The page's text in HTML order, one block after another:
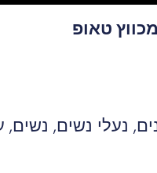
טאופ
, נעלי נשים, נשים,